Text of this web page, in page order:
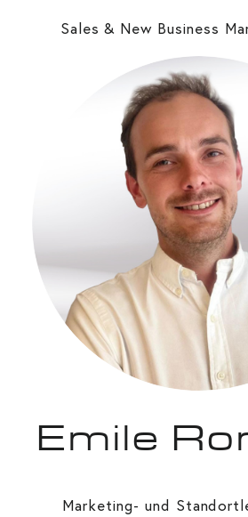
Sales & New Business
Emile
Marketing- und